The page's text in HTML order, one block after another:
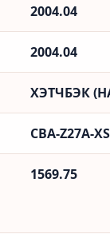
2004.04
2004.04
ХЭТЧБЭК
CBA-Z27A-
1569.75